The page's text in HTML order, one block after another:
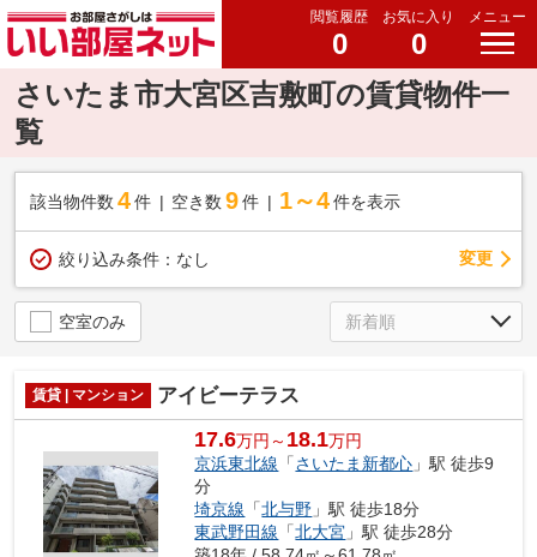
閲覧履歴
0
お気に入り
0
メニュー
さいたま市大宮区吉敷町の賃貸物件一
覧
該当物件数 4件 空き数 9 件 1～4 件を表示
絞り込み条件： なし 変更
空室のみ
賃貸 | マンション アイビーテラス
17.6万円～ 18.1万円
京浜東北線 「さいたま新都心 」駅 徒歩9
分
埼京線 「北与野 」駅 徒歩18分
東武野田線 「北大宮 」駅 徒歩28分